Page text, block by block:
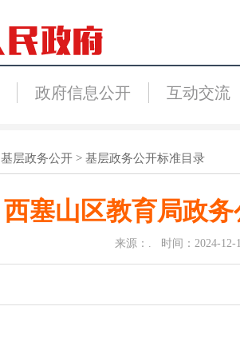
政府信息公开 互动交流
基层政务公开> 基层政务公开标准目录
西塞山区教育局政
来源：. 时间：2024-12-